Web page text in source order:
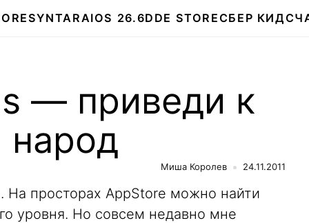
SYNTARAIOS 26.6DDE STORE СБЕР КИДС
— приведи к
народ
Миша Королев 24.11.2011
На просторах AppStore можно найти
уровня. Но совсем недавно мне